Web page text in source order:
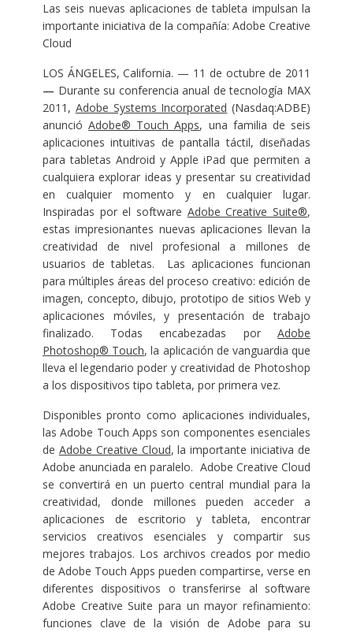
Las seis nuevas aplicaciones de tableta impulsan la
importante iniciativa de la compañía: Adobe Creative
Cloud
LOS ÁNGELES, California. — 11 de octubre de 2011
— Durante su conferencia anual de tecnología MAX
2011, Adobe Systems Incorporated (Nasdaq:ADBE)
anuncióAdobe® Touch Apps, una familia de seis
aplicaciones intuitivas de pantalla táctil, diseñadas
para tabletas Android y Apple iPad que permiten a
cualquiera explorar ideas y presentar su creatividad
en cualquier momento y en cualquier lugar.
Inspiradas por el software Adobe Creative Suite®,
estas impresionantes nuevas aplicaciones llevan la
creatividad de nivel profesional a millones de
usuarios de tabletas. Las aplicaciones funcionan
para múltiples áreas del proceso creativo: edición de
imagen, concepto, dibujo, prototipo de sitios Web y
aplicaciones móviles, y presentación de trabajo
finalizado. Todas encabezadas porAdobe
Photoshop® Touch, la aplicación de vanguardia que
lleva el legendario poder y creatividad de Photoshop
a los dispositivos tipo tableta, por primera vez.
Disponibles pronto como aplicaciones individuales,
las Adobe Touch Apps son componentes esenciales
de Adobe Creative Cloud, la importante iniciativa de
Adobe anunciada en paralelo. Adobe Creative Cloud
se convertirá en un puerto central mundial para la
creatividad, donde millones pueden acceder a
aplicaciones de escritorio y tableta, encontrar
servicios creativos esenciales y compartir sus
mejores trabajos. Los archivos creados por medio
de Adobe Touch Apps pueden compartirse, verse en
diferentes dispositivos o transferirse al software
Adobe Creative Suite para un mayor refinamiento:
funciones clave de la visión de Adobe para su